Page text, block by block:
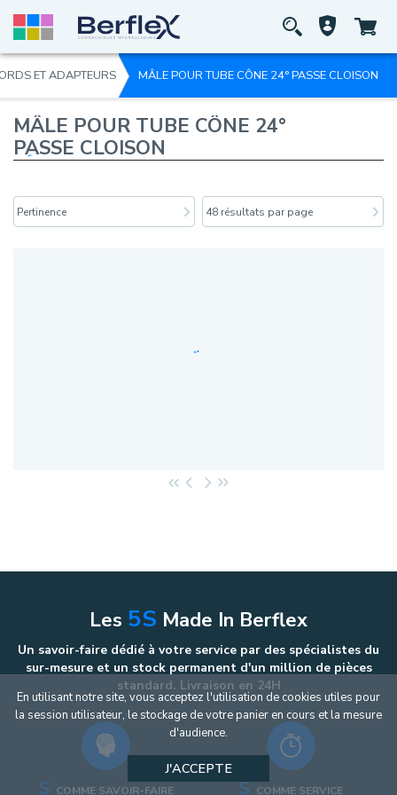
En utilisant notre site, vous acceptez l'utilisation de cookies utiles pour
la session utilisateur, le stockage de votre panier en cours et la mesure
d'audience.
J'ACCEPTE
ET ADAPTEURS MÂLE POUR TUBE CÔNE 24° PASSE CLOISON
MÂLE POUR TUBE CÔNE 24°
PASSE CLOISON
Pertinence 48 résultats par page
Les 5S Made In Berflex
Un savoir-faire dédié à votre service par des spécialistes du
sur-mesure et un stock permanent d'un million de pièces
standard. Livraison en 24H
S COMME SAVOIR-FAIRE S COMME SERVICE